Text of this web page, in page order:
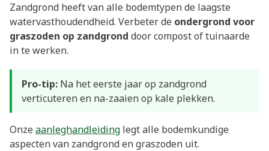
Zandgrond heeft van alle bodemtypen de laagste
watervasthoudendheid. Verbeter de ondergrond voor
graszoden op zandgrond door compost of tuinaarde
in te werken.
Pro-tip: Na het eerste jaar op zandgrond
verticuteren en na-zaaien op kale plekken.
Onzeaanleghandleiding legt alle bodemkundige
aspecten van zandgrond en graszoden uit.